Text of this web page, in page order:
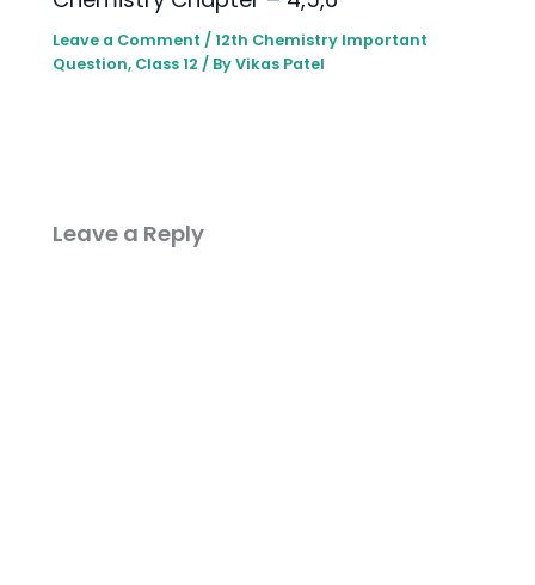
Leave a Comment / 12th Chemistry lmportant
Question, Class 12 / ByVikas Patel
Leave a Reply